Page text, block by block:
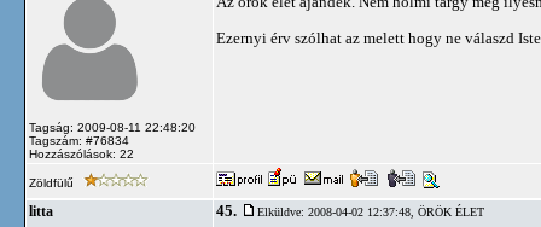
Tagság: 2009-08-11 22:48:20
Tagszám: #76834
Hozzászólások: 22
Ezernyi érv szólhat az melett hogy ne válaszd
Zöldfülű
litta 45. Elküldve: 2008-04-02 12:37:48, ÖRÖK ÉLET